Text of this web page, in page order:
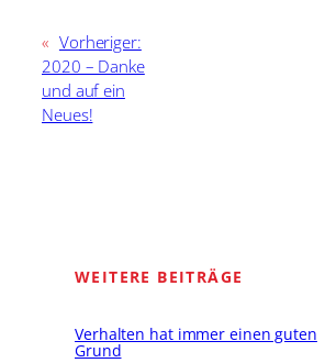
« Vorheriger:
2020 – Danke
und auf ein
Neues!
WEITERE BEITRÄGE
Verhalten hat immer einen guten
Grund